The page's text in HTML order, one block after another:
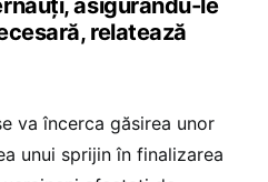
asigurându-le
relatează
va încerca găsirea unor
unui sprijin în finalizarea